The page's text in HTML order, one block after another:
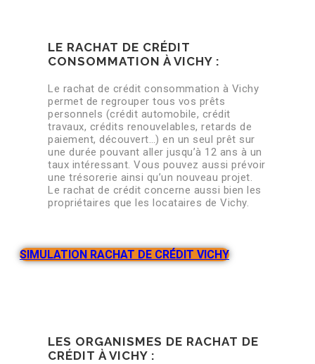
LE RACHAT DE CRÉDIT
CONSOMMATION À VICHY :
Le rachat de crédit consommation à Vichy
permet de regrouper tous vos prêts
personnels (crédit automobile, crédit
travaux, crédits renouvelables, retards de
paiement, découvert…) en un seul prêt sur
une durée pouvant aller jusqu’à 12 ans à un
taux intéressant. Vous pouvez aussi prévoir
une trésorerie ainsi qu’un nouveau projet.
Le rachat de crédit concerne aussi bien les
propriétaires que les locataires de Vichy.
SIMULATION RACHAT DE CRÉDIT VICHY
LES ORGANISMES DE RACHAT DE
CRÉDIT À VICHY :